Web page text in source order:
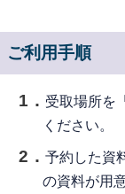
ご利用手順
受取場所を
ください。
予約した資
の資料が用